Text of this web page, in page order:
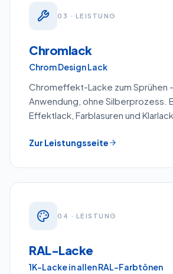
0 3 · LEISTUNG
Chromlack
Chrom Design Lack
Chromeffekt-Lacke zum Sprühen
Anwendung, ohne Silberprozess.
Effektlack, Farblasuren und
Zur Leistungsseite
0 4 · LEISTUNG
RAL-Lacke
1K-Lacke in allen RAL-Farbtönen